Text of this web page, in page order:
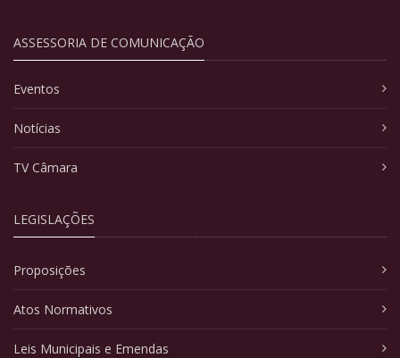
ASSESSORIA DE COMUNICAÇÃO
Eventos
Notícias
TV Câmara
LEGISLAÇÕES
Proposições
Atos Normativos
Leis Municipais e Emendas